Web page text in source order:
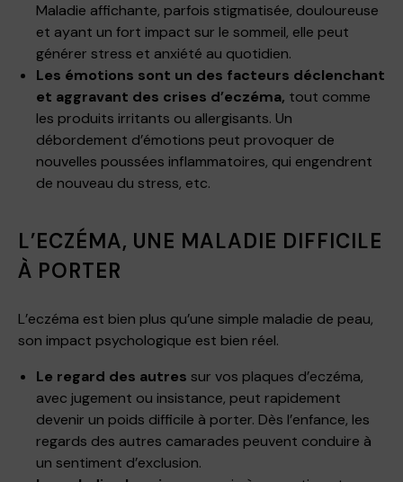
Maladie affichante, parfois stigmatisée, douloureuse
et ayant un fort impact sur le sommeil, elle peut
générer stress et anxiété au quotidien.
Les émotions sont un des facteurs déclenchant
et aggravant des crises d’eczéma, tout comme
les produits irritants ou allergisants. Un
débordement d’émotions peut provoquer de
nouvelles poussées inflammatoires, qui engendrent
de nouveau du stress, etc.
L’ECZÉMA, UNE MALADIE DIFFICILE
À PORTER
L’eczéma est bien plus qu’une simple maladie de peau,
son impact psychologique est bien réel.
Le regard des autres sur vos plaques d’eczéma,
avec jugement ou insistance, peut rapidement
devenir un poids difficile à porter. Dès l’enfance, les
regards des autres camarades peuvent conduire à
un sentiment d’exclusion.